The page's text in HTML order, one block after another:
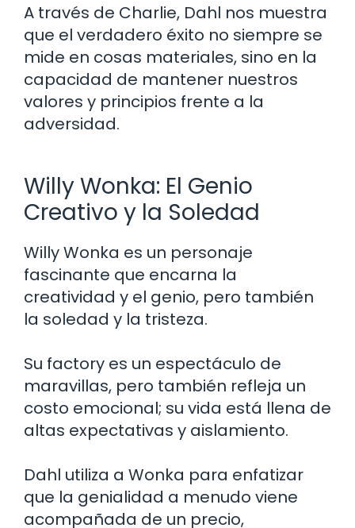
A través de Charlie, Dahl nos muestra
que el verdadero éxito no siempre se
mide en cosas materiales, sino en la
capacidad de mantener nuestros
valores y principios frente a la
adversidad.
Willy Wonka: El Genio
Creativo y la Soledad
Willy Wonka es un personaje
fascinante que encarna la
creatividad y el genio, pero también
la soledad y la tristeza.
Su factory es un espectáculo de
maravillas, pero también refleja un
costo emocional; su vida está llena de
altas expectativas y aislamiento.
Dahl utiliza a Wonka para enfatizar
que la genialidad a menudo viene
acompañada de un precio,